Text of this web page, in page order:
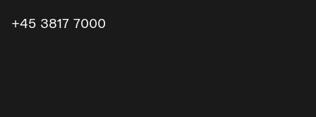
+45 3817 7000